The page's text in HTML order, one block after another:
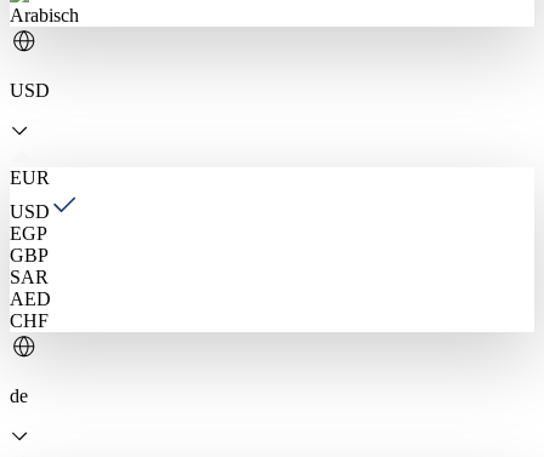
Arabisch
USD
EUR
USD
EGP
GBP
SAR
AED
CHF
de